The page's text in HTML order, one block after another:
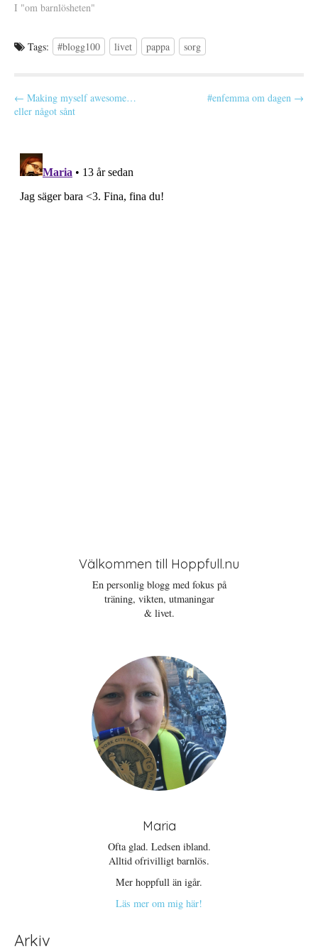
himla tråkigt så att jag har
och dels för att…
I "om barnlösheten"
Tags: #blogg100 livet pappa sorg
P
o
n
a
← Making myself awesome…
eller något sånt
#enfemma om dagen →
Välkommen till Hoppfull.nu
En personlig blogg med fokus på
träning, vikten, utmaningar
& livet.
Maria
Ofta glad. Ledsen ibland.
Alltid ofrivilligt barnlös.
Mer hoppfull än igår.
Läs mer om mig här!
Arkiv